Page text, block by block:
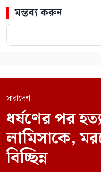
মন্তব্য করুন
সারাদেশ
ধর্ষণের পর
লামিসাকে,
বিচ্ছিন্ন